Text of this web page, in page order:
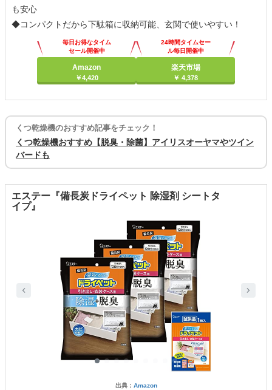
も安心
◆コンパクトだから下駄箱に収納可能、玄関で使いやすい！
毎日お得なタイム
セール開催中
Amazon
￥4,420
24時間タイムセー
ル毎日開催中
楽天市場
￥ 4,378
くつ乾燥機のおすすめ記事をチェック！
くつ乾燥機おすすめ【脱臭・除菌】アイリスオーヤマやツイン
バードも
エステー『備長炭ドライペット 除湿剤 シートタ
イプ』
出典： Amazon